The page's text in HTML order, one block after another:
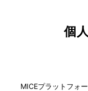
個
MICEプラットフォ